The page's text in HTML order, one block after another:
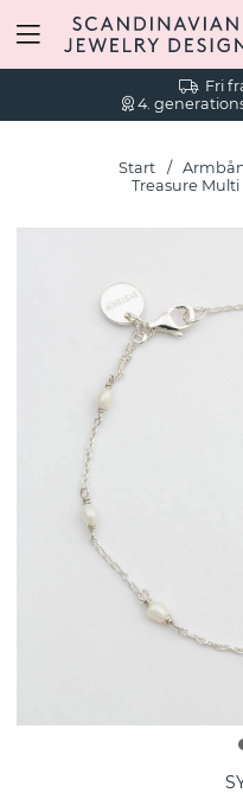
Fri
4.
Start
Treasure